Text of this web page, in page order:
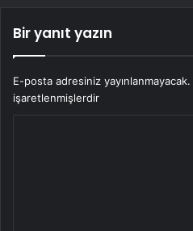
Bir yanıt yazın
E-posta adresiniz yayınlanmayacak.
işaretlenmişlerdir